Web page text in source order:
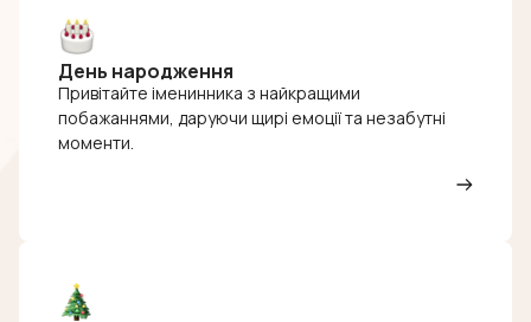
День народження
Привітайте іменинника з найкращими
побажаннями, даруючи щирі емоції та незабутні
моменти.